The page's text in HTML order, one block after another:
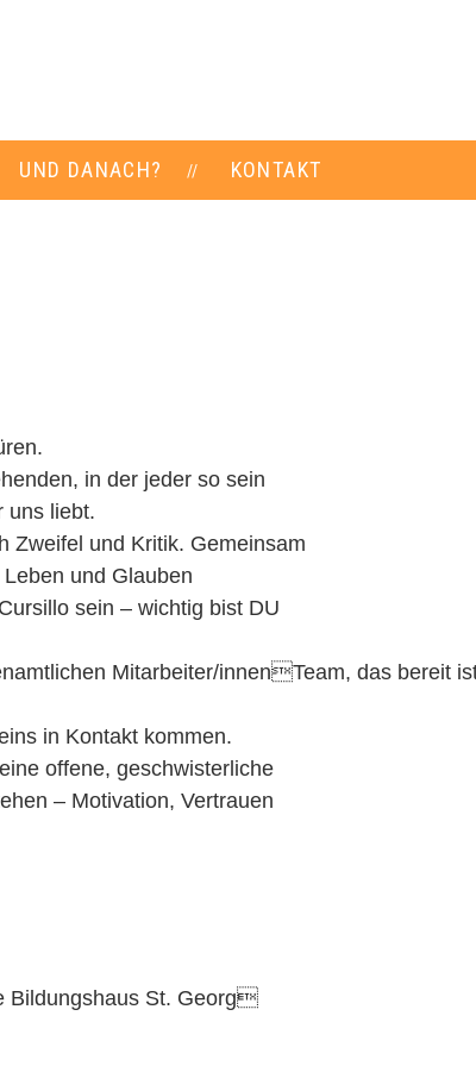
UND DANACH? KONTAKT
in der jeder so sein
uns liebt.
Zweifel und Kritik. Gemeinsam
und Glauben
sein – wichtig bist DU
Mitarbeiter/innenTeam, das bereit
in Kontakt kommen.
offene, geschwisterliche
– Motivation, Vertrauen
Bildungshaus St. Georg